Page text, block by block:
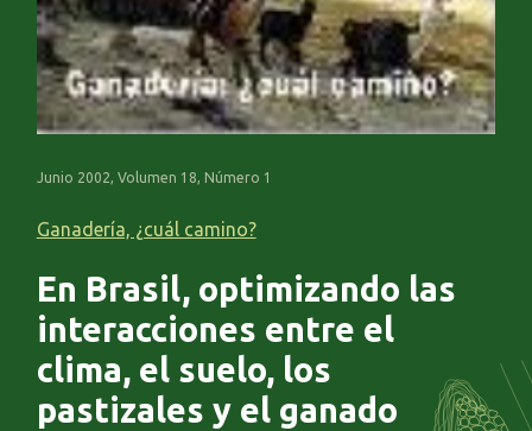
Junio 2002, Volumen 18, Número 1
Ganadería, ¿cuál camino?
En Brasil, optimizando las
interacciones entre el
clima, el suelo, los
pastizales y el ganado